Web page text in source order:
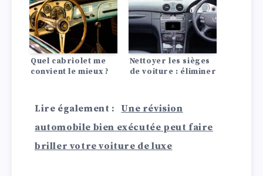
Quel cabriolet me
convient le mieux ?
Nettoyer les sièges
de voiture : éliminer
Lire également :
Une révision
automobile bien exécutée peut faire
briller votre voiture de luxe